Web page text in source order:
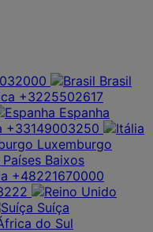
Brasil
+3225502617
Espanha
+33149003250
Luxemburgo
Países Baixos
+48221670000
Suíça
do Sul